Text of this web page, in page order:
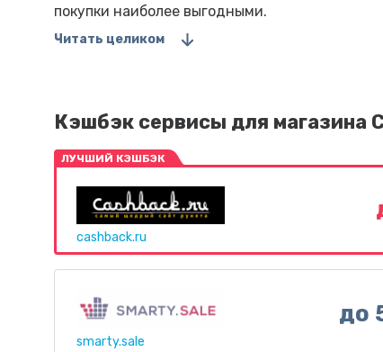
покупки наиболее выгодными.
Читать целиком
Кэшбэк сервисы для магазина
ЛУЧШИЙ КЭШБЭК
cashback.ru
smarty.sale
до